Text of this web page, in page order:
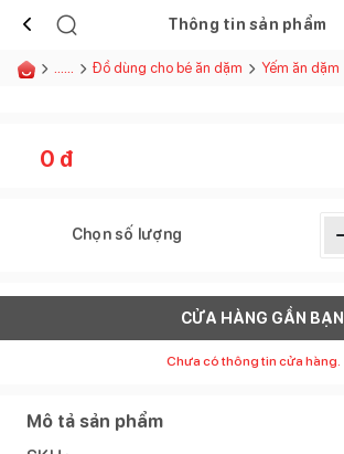
Thông tin sản phẩm
...... Đồ dùng cho bé ăn dặm Yếm ăn dặm
0 đ
Chọn số lượng
CỬA HÀNG GẦN BẠN
Chưa có thông tin cửa hàng.
Mô tả sản phẩm